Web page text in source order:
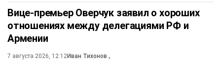
Вице-премьер Оверчук заявил о хороших
отношениях между делегациями РФ и
Армении
7 августа 2026, 12:12Иван Тихонов ,